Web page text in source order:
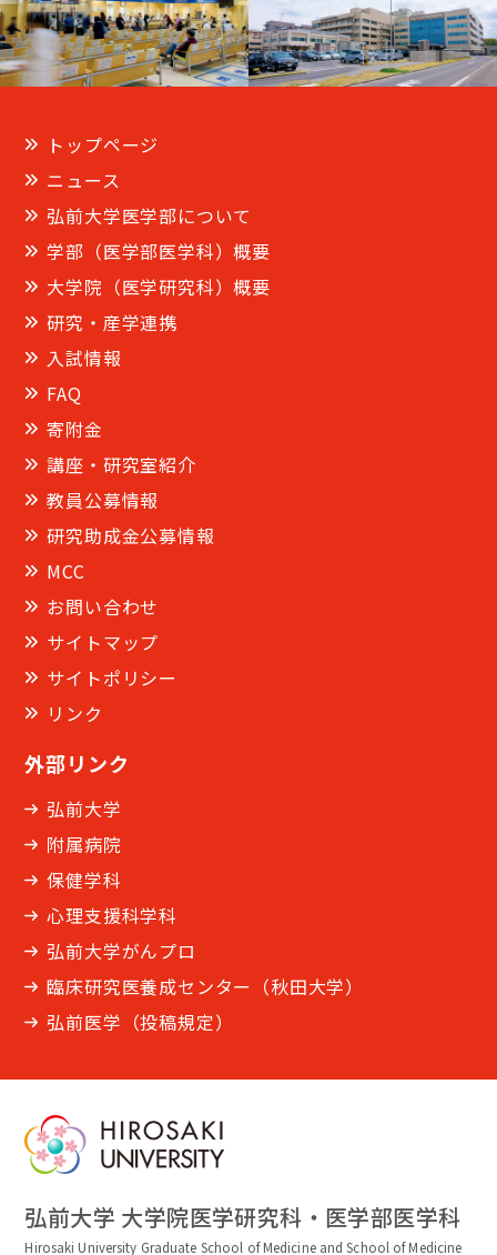
トップページ
ニュース
弘前大学医学部について
学部（医学部医学科）概要
大学院（医学研究科）概要
研究・産学連携
入試情報
FAQ
寄附金
講座・研究室紹介
教員公募情報
研究助成金公募情報
MCC
お問い合わせ
サイトマップ
サイトポリシー
リンク
外部リンク
弘前大学
附属病院
保健学科
心理支援科学科
弘前大学がんプロ
臨床研究医養成センター（秋田大学）
弘前医学（投稿規定）
弘前大学 大学院医学研究科・医学部医学科
Hirosaki University Graduate School of Medicine and School of Medicine